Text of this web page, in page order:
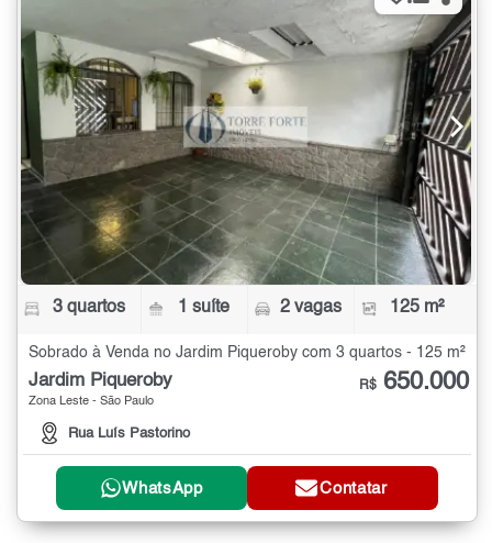
3 quartos 1 suíte 2 vagas 125 m²
Sobrado à Venda no Jardim Piqueroby com 3 quartos - 125 m²
Jardim Piqueroby
Zona Leste - São Paulo
Rua Luís Pastorino
R$ 650.000
WhatsApp Contatar